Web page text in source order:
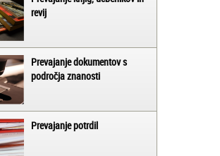
revij
Prevajanje dokumentov s
področja znanosti
Prevajanje potrdil